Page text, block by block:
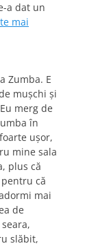
a dat un
mai
Zumba. E
muşchi şi
merg de
în
uşor,
mine sala
plus că
că
mai
de
slăbit,